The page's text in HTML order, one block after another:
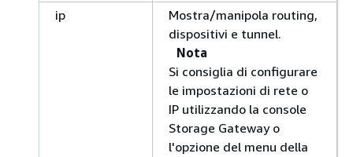
ip
Mostra/manipola routing,
dispositivi e tunnel.
Nota
Si consiglia di configurare
le impostazioni di rete o
IP utilizzando la console
Storage Gateway o
l'opzione del menu della